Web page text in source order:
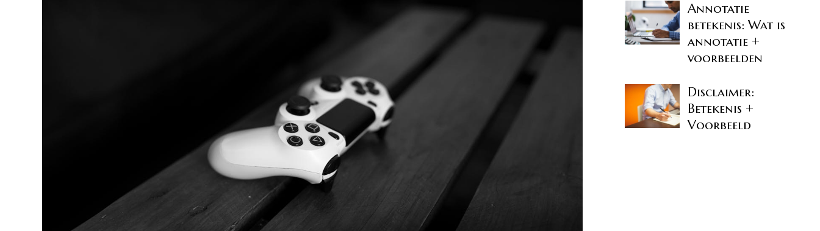
Annotatie
betekenis: Wat is
annotatie +
voorbeelden
Disclaimer:
Betekenis +
Voorbeeld